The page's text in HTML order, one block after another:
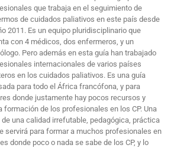
que trabaja en el seguimiento de
de cuidados paliativos en este país desde
2011. Es un equipo pluridisciplinario que
con 4 médicos, dos enfermeros, y un
Pero además en esta guía han trabajado
internacionales de varios países
en los cuidados paliativos. Es una guía
para todo el África francófona, y para
donde justamente hay pocos recursos y
formación de los profesionales en los CP. Una
de una calidad irrefutable, pedagógica, práctica
servirá para formar a muchos profesionales en
donde poco o nada se sabe de los CP, y lo